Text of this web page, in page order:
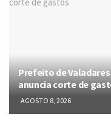
Prefeito de
anuncia corte de
AGOSTO 8, 2026